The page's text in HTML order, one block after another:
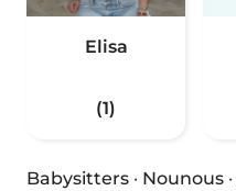
Elisa
(1)
Babysitters · Nounous ·